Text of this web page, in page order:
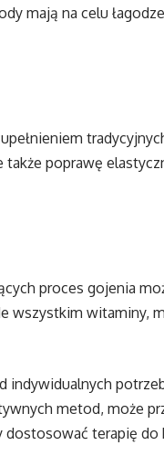
mają na celu
poprawę
proces gojenia
wszystkim witaminy,
metod, może
terapię do